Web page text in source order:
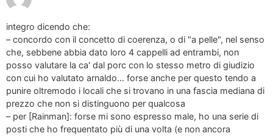
integro dicendo che:
– concordo con il concetto di coerenza, o di "a pelle", nel senso
che, sebbene abbia dato loro 4 cappelli ad entrambi, non
posso valutare la ca' dal porc con lo stesso metro di giudizio
con cui ho valutato arnaldo… forse anche per questo tendo a
punire oltremodo i locali che si trovano in una fascia mediana di
prezzo che non si distinguono per qualcosa
– per [Rainman]: forse mi sono espresso male, ho una serie di
posti che ho frequentato più di una volta (e non ancora